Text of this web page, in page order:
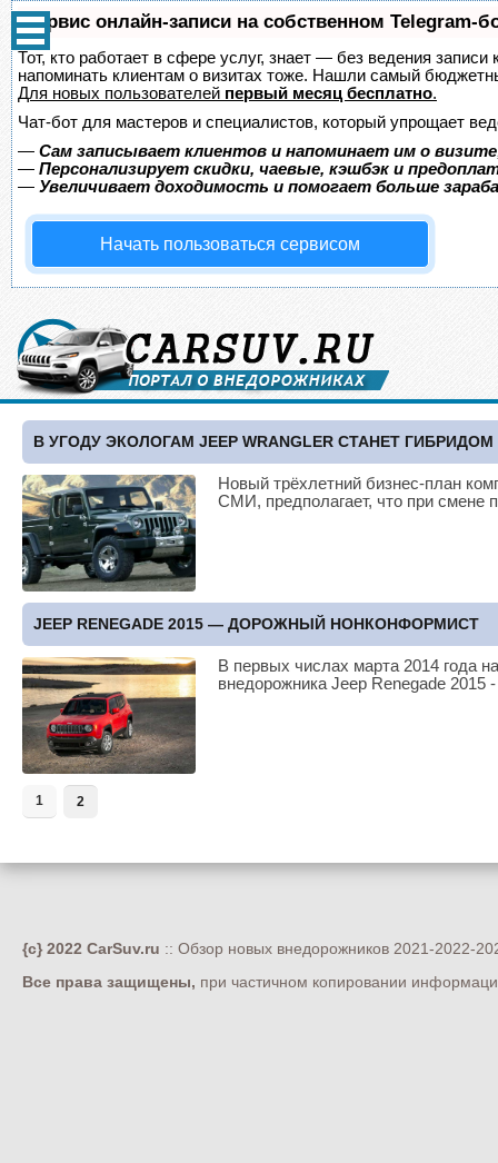
Сервис онлайн-записи на собственном Telegram-
Тот, кто работает в сфере услуг, знает — без ведения
напоминать клиентам о визитах тоже. Нашли самый
Для новых пользователей первый месяц бесплатно.
Чат-бот для мастеров и специалистов, который упрощает
— Сам записывает клиентов и напоминает им о
— Персонализирует скидки, чаевые, кэшбэк и
— Увеличивает доходимость и помогает больше
Начать пользоваться сервисом
В УГОДУ ЭКОЛОГАМ JEEP WRANGLER СТАНЕТ ГИБРИДОМ
Новый трёхлетний бизнес-план
СМИ, предполагает, что при смене
JEEP RENEGADE 2015 — ДОРОЖНЫЙ НОНКОНФОРМИСТ
В первых числах марта 2014 года
внедорожника Jeep Renegade 2015
1 2
{c} 2022 CarSuv.ru :: Обзор новых внедорожников 2021-2022-
Все права защищены, при частичном копировании